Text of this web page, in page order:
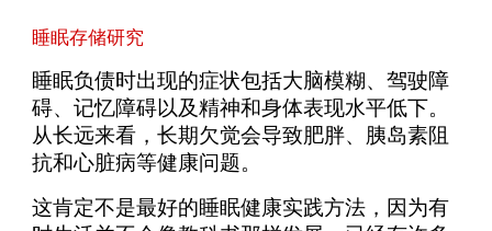
睡眠存储研究
睡眠负债时出现的症状包括大脑模糊、驾驶障
碍、记忆障碍以及精神和身体表现水平低下。
从长远来看，长期欠觉会导致肥胖、胰岛素阻
抗和心脏病等健康问题。
这肯定不是最好的睡眠健康实践方法，因为有